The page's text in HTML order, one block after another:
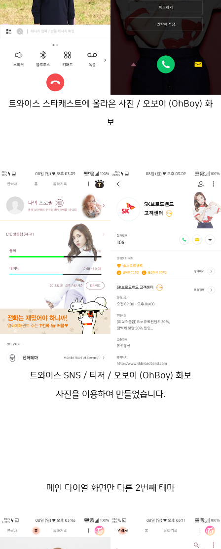
트와이스 스타캐스트에 올라온 사진 / 오보이 (OhBoy) 화
보
트와이스 SNS / 티저 / 오보이 (OhBoy) 화보
사진을 이용하여 만들었습니다.
메인 다이얼 화면만 다른 2번째 테마